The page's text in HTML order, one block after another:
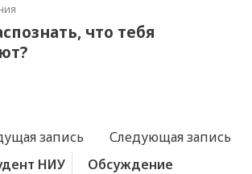
что тебя
запись
Следующая запись
НИУ
Обсуждение